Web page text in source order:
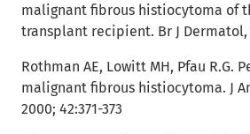
malignant fibrous histiocytoma of
transplant recipient. Br J Dermatol,
Rothman AE, Lowitt MH, Pfau R.G.
malignant fibrous histiocytoma. J
2000; 42:371-373